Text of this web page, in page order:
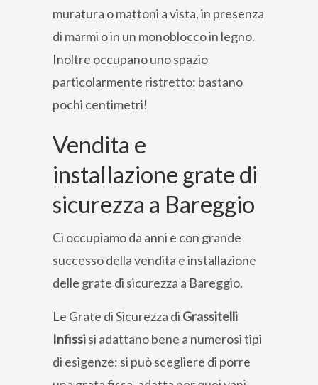
muratura o mattoni a vista, in presenza
di marmi o in un monoblocco in legno.
Inoltre occupano uno spazio
particolarmente ristretto: bastano
pochi centimetri!
Vendita e
installazione grate di
sicurezza a Bareggio
Ci occupiamo da anni e con grande
successo della vendita e installazione
delle grate di sicurezza a Bareggio.
Le Grate di Sicurezza di Grassitelli
Infissisi adattano bene a numerosi tipi
di esigenze: si può scegliere di porre